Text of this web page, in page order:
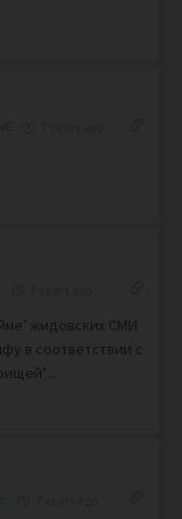
жидовских СМИ
в соответствии с
..